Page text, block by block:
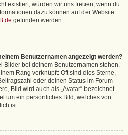
existiert, würden wir uns freuen, wenn du
dazu können auf der Website
gefunden werden.
Benutzernamen angezeigt werden?
Bilder bei deinem Benutzernamen stehen.
Rang verknüpft: Oft sind dies Sterne,
oder deinen Status im Forum
Bild wird auch als „Avatar“ bezeichnet.
um ein persönliches Bild, welches von
ist.